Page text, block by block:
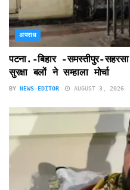
अपराध
पटना.-बिहार -समस्तीपुर-
सुरक्षा बलों ने सम्हाला मोर्चा
BY NEWS-EDITOR AUGUST 3, 2026